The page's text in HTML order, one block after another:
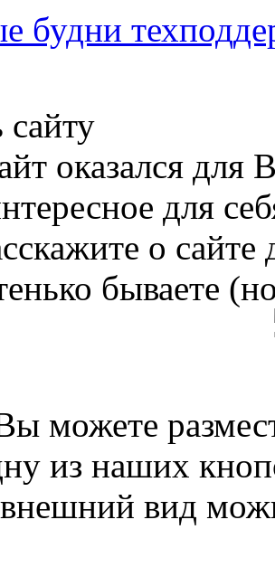
будни
оказался
для
о
бываете
можете
из наших
вид